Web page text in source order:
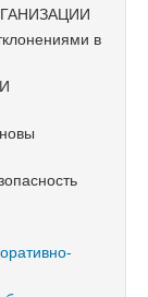
в